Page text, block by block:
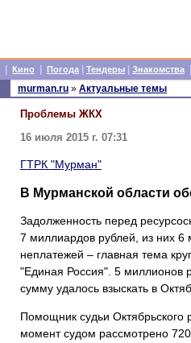
Кино Погода Тендеры Знакомства
murman.ru » Актуальные темы
Проблемы ЖКХ
16 июля 2015 г. 07:31
ГТРК "Мурман"
В Мурманской области
Задолженность перед
7 миллиардов рублей, из них
неплатежей – главная тема
"Единая Россия". 5 миллионов
сумму удалось взыскать в
Помощник судьи
момент судом рассмотрено